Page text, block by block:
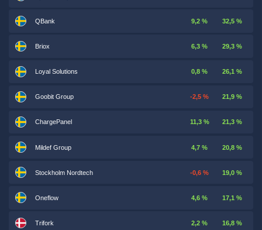
QBank 9,2 % 32,5 %
Briox 6,3 % 29,3 %
Loyal Solutions 0,8 % 26,1 %
Goobit Group -2,5 % 21,9 %
ChargePanel 11,3 % 21,3 %
Mildef Group 4,7 % 20,8 %
Stockholm Nordtech -0,6 % 19,0 %
Oneflow 4,6 % 17,1 %
Trifork 2,2 % 16,8 %